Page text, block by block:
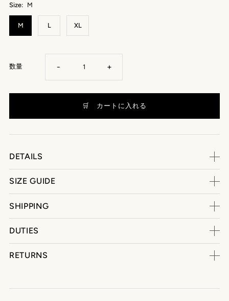
Size: M
M L XL
数量 - +
DETAILS
SIZE GUIDE
SHIPPING
DUTIES
RETURNS